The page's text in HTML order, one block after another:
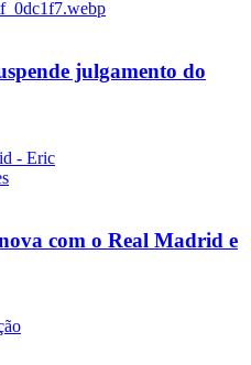
julgamento do
com o Real Madrid e